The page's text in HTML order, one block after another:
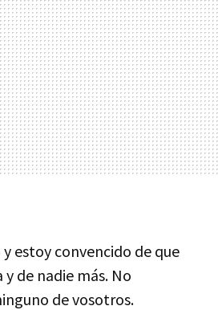
estoy convencido de que
de nadie más. No
de vosotros.